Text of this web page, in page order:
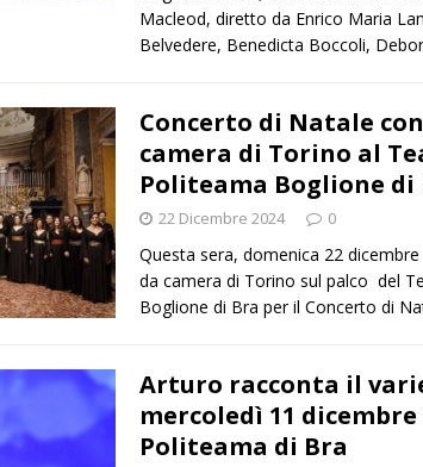
Macleod, diretto da Enrico Maria
Belvedere, Benedicta Boccoli,
Concerto di Natale
camera di Torino al
Politeama Boglione di
22 Dicembre 2024 0
Questa sera, domenica 22
da camera di Torino sul palco del
Boglione di Bra per il Concerto di
Arturo racconta il
mercoledì 11
Politeama di Bra